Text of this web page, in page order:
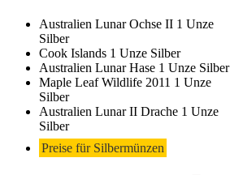
Australien Lunar Ochse II 1 Unze
Silber
Cook Islands 1 Unze Silber
Australien Lunar Hase 1 Unze Silber
Maple Leaf Wildlife 2011 1 Unze
Silber
Australien Lunar II Drache 1 Unze
Silber
Preise für Silbermünzen